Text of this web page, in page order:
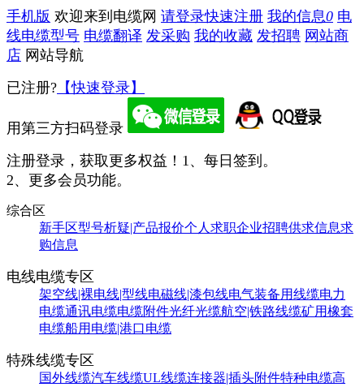
手机版 欢迎来到电缆网 请登录快速注册 我的信息0 电
线电缆型号 电缆翻译 发采购 我的收藏 发招聘 网站商
店 网站导航
已注册? 【快速登录】
用第三方扫码登录
注册登录，获取更多权益！ 1、每日签到。
2、更多会员功能。
综合区
新手区型号析疑|产品报价个人求职企业招聘供求信息求
购信息
电线电缆专区
架空线|裸电线|型线电磁线|漆包线电气装备用线缆电力
电缆通讯电缆电缆附件光纤光缆航空|铁路线缆矿用橡套
电缆船用电缆|港口电缆
特殊线缆专区
国外线缆汽车线缆UL线缆连接器|插头附件特种电缆高